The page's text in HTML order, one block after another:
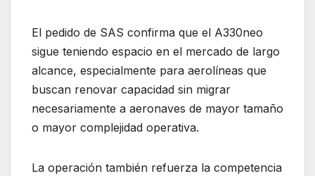
El pedido de SAS confirma que el A330neo
sigue teniendo espacio en el mercado de largo
alcance, especialmente para aerolíneas que
buscan renovar capacidad sin migrar
necesariamente a aeronaves de mayor tamaño
o mayor complejidad operativa.
La operación también refuerza la competencia